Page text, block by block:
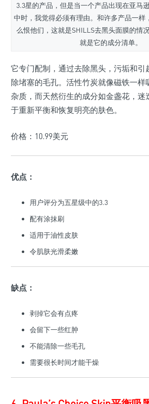
3.3星的产品，但是当一个产品出现在亚马
中时，我觉得必须有理由。和许多产品一样
么恨他们，这就是SHILLS去黑头面膜的情
就是它的成分清单。
它专门配制，通过去除黑头，污垢和引
除堵塞的毛孔。活性竹炭就像磁铁一样
杂质，而天然衍生的成分如金盏花，迷
于重新平衡和恢复明亮的肤色。
价格：10.99美元
优点：
用户评分为五星级中的3.3
配有涂抹刷
适用于油性皮肤
令肌肤光滑柔嫩
缺点：
剥掉它会有点疼
会留下一些红肿
不能清除一些毛孔
需要很长时间才能干燥